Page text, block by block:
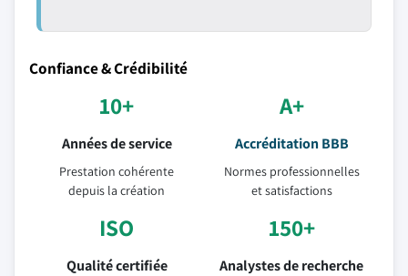
Confiance & Crédibilité
10+
Années de service
Prestation cohérente
depuis la création
A+
Accréditation BBB
Normes professionnelles
et satisfactions
ISO
Qualité certifiée
150+
Analystes de recherche